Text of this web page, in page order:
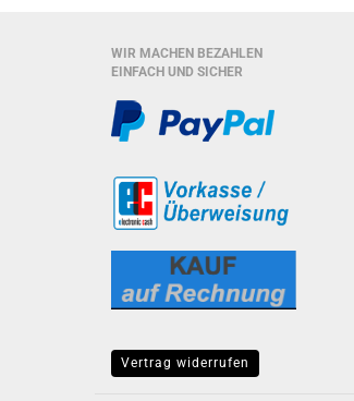
WIR MACHEN BEZAHLEN
EINFACH UND SICHER
Vertrag widerrufen